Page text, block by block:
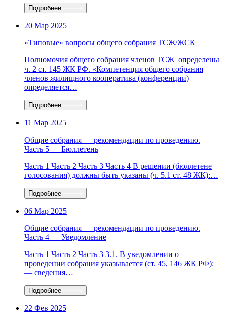
Подробнее
20 Мар 2025
«Типовые» вопросы общего собрания ТСЖ/ЖСК
Полномочия общего собрания членов ТСЖ определены
ч. 2 ст. 145 ЖК РФ. «Компетенция общего собрания
членов жилищного кооператива (конференции)
определяется…
Подробнее
11 Мар 2025
Общие собрания — рекомендации по проведению.
Часть 5 — Бюллетень
Часть 1 Часть 2 Часть 3 Часть 4 В решении (бюллетене
голосования) должны быть указаны (ч. 5.1 ст. 48 ЖК):…
Подробнее
06 Мар 2025
Общие собрания — рекомендации по проведению.
Часть 4 — Уведомление
Часть 1 Часть 2 Часть 3 3.1. В уведомлении о
проведении собрания указывается (ст. 45, 146 ЖК РФ):
— сведения…
Подробнее
22 Фев 2025